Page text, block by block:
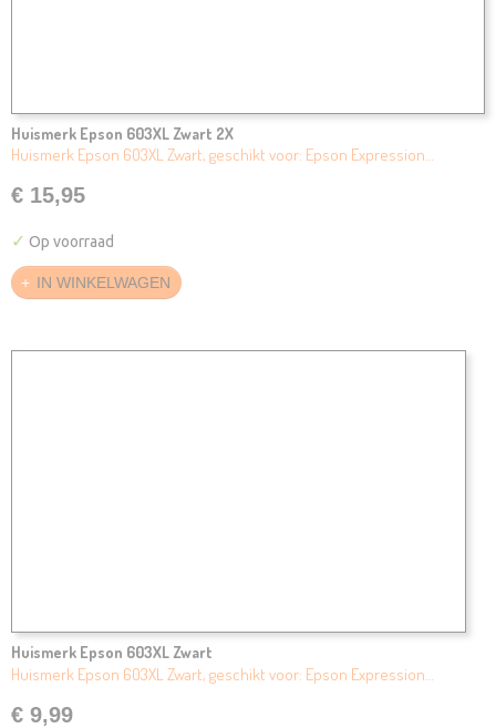
Huismerk Epson 603XL Zwart 2X
Huismerk Epson 603XL Zwart, geschikt voor: Epson Expression…
€ 15,95
✓ Op voorraad
IN WINKELWAGEN
Huismerk Epson 603XL Zwart
Huismerk Epson 603XL Zwart, geschikt voor: Epson Expression…
€ 9,99